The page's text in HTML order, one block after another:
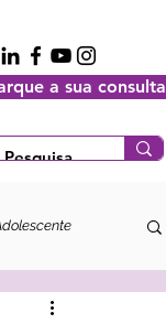
a sua consulta